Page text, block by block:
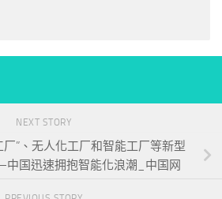
NEXT STORY
厂”、无人化工厂和智能工厂等新型
国迅速拥抱智能化浪潮_中国网